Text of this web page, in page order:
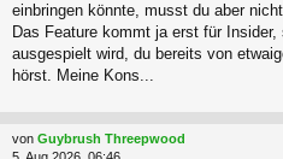
einbringen könnte, musst du aber
Das Feature kommt ja erst für
ausgespielt wird, du bereits von
hörst. Meine Kons...
von Guybrush Threepwood